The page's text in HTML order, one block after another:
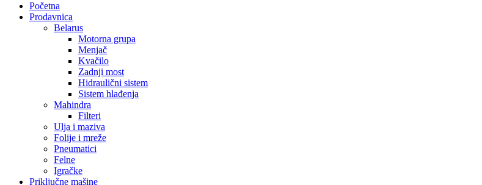
Početna
Prodavnica
Belarus
Motorna grupa
Menjač
Kvačilo
Zadnji most
Hidraulični sistem
Sistem hlađenja
Mahindra
Filteri
Ulja i maziva
Folije i mreže
Pneumatici
Felne
Igračke
Priključne mašine